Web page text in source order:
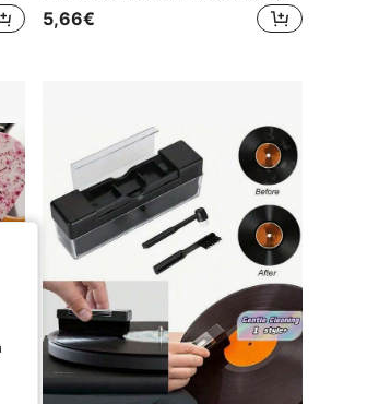
5,66€